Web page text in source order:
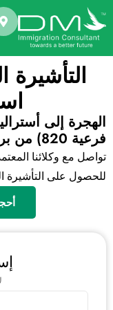
التأشيرة
الهجرة إلى
فرعية 820) من برامج الهجرة الماهرة!
للحصول على التأشيرة